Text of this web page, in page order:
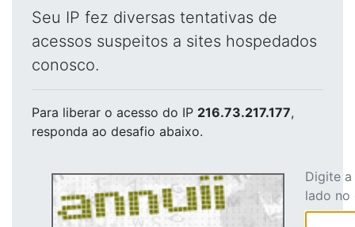
Seu IP fez diversas tentativas de
acessos suspeitos a sites hospedados
conosco.
Para liberar o acesso do IP 216.73.217.177,
responda ao desafio abaixo.
Digite
lado no